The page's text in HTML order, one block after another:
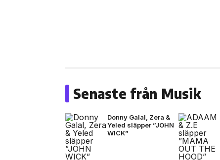
Senaste från Musik
Donny Galal, Zera &
Yeled släpper ”JOHN
WICK”